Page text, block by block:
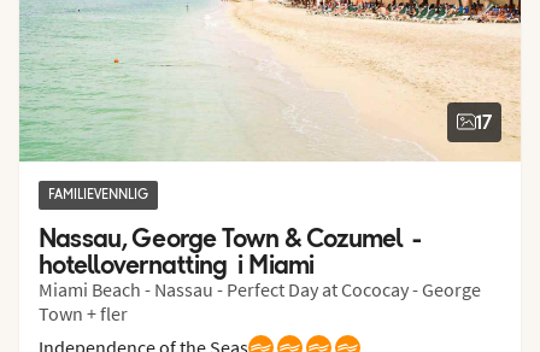
17
FAMILIEVENNLIG
Nassau, George Town & Cozumel  -
hotellovernatting  i Miami
Miami Beach - Nassau - Perfect Day at Cococay - George
Town + fler